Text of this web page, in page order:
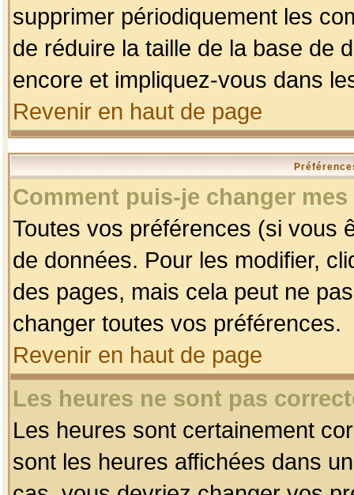
supprimer périodiquement les
de réduire la taille de la base de
encore et impliquez-vous dans
Revenir en haut de page
Comment puis-je changer
Toutes vos préférences (si vous
de données. Pour les modifier,
des pages, mais cela peut ne
changer toutes vos préférences.
Revenir en haut de page
Les heures ne sont pas
Les heures sont certainement
sont les heures affichées dans